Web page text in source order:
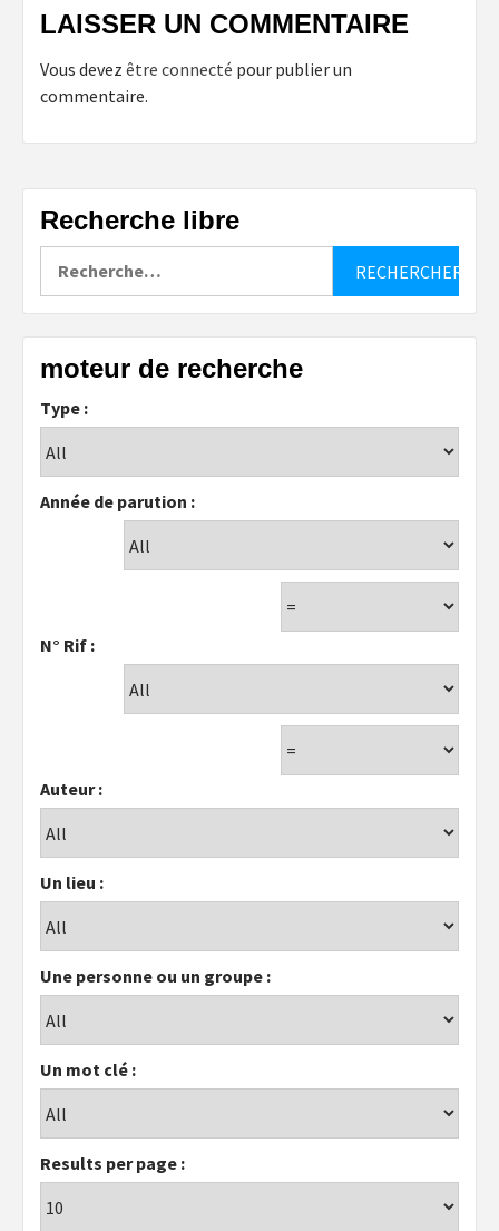
LAISSER UN COMMENTAIRE
Vous devez être connecté pour publier un
commentaire.
Recherche libre
moteur de recherche
Type :
Année de parution :
N° Rif :
Auteur :
Un lieu :
Une personne ou un groupe :
Un mot clé :
Results per page :